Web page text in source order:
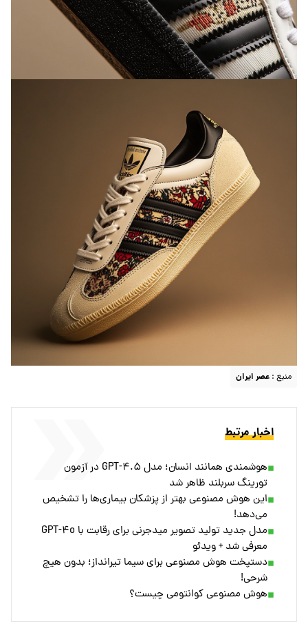
منبع : عصر ایران
اخبار مرتبط
هوشمندی همانند انسان؛ مدل GPT-۴.۵ در آزمون
تورینگ سربلند ظاهر شد
این هوش مصنوعی بهتر از پزشکان بیماری‌ها را تشخیص
می‌دهد!
مدل جدید تولید تصویر میدجرنی برای رقابت با GPT-۴o
معرفی شد + ویدئو
دستپخت هوش مصنوعی برای سیما تیرانداز؛ بدون هیچ
شرحی!
هوش مصنوعی کوانتومی چیست؟